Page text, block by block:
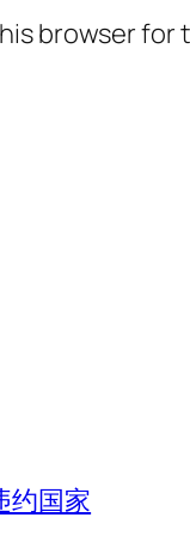
browser
约国家